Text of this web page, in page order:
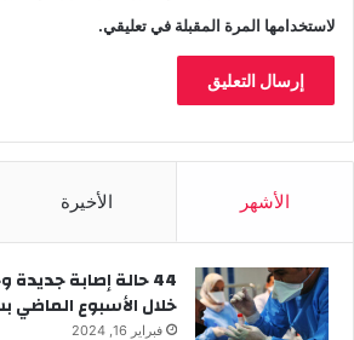
لاستخدامها المرة المقبلة في تعليقي.
الأشهر الأخيرة
44 حالة إصابة
خلال الأسبوع الماضي
فبراير 16, 2024